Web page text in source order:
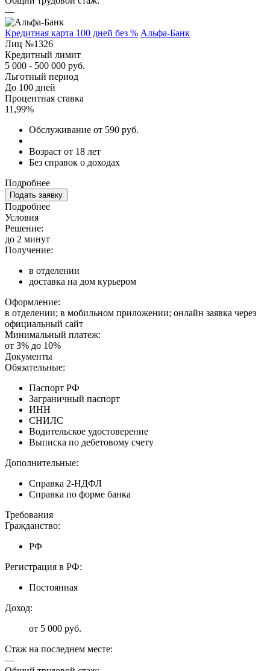
—
Кредитная карта 100 дней без % Альфа-Банк
Лиц №1326
Кредитный лимит
5 000 - 500 000 руб.
Льготный период
До 100 дней
Процентная ставка
11,99%
Обслуживание от 590 руб.
Возраст от 18 лет
Без справок о доходах
Подробнее
Подать заявку
Подробнее
Условия
Решение:
до 2 минут
Получение:
в отделении
доставка на дом курьером
Оформление:
в отделении; в мобильном приложении; онлайн заявка через
официальный сайт
Минимальный платеж:
от 3% до 10%
Документы
Обязательные:
Паспорт РФ
Заграничный паспорт
ИНН
СНИЛС
Водительское удостоверение
Выписка по дебетовому счету
Дополнительные:
Справка 2-НДФЛ
Справка по форме банка
Требования
Гражданство:
РФ
Регистрация в РФ:
Постоянная
Доход:
от 5 000 руб.
Стаж на последнем месте:
—